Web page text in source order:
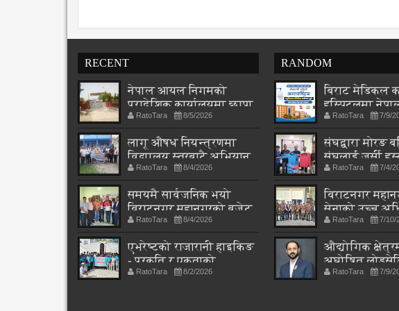
RECENT
नेपाल आयल निगमको
प्रादेशिक कार्यालयमा छापा
RatoTara 8/5/2026
लागू औषध नियन्त्रणमा
विद्यालय स्तरबाटै अभियान
शुरुRatoTara 8/4/2026
समयमै सार्वजनिक भयो
विराटनगर महानगरको बजेट
पुस्तिका, कार्यान्वयन
प्रक्रिया पनि सुरु
RatoTara 8/4/2026
एभरेष्टको राजारानी हाइकिङ
- प्रकृति र एकताको
पाठशाला
RatoTara 8/2/2026
RANDOM
बिराट मेडिकल
हस्पिटलमा
अन्तर्राष्ट्रिय
मेडिसिन
देशका विज्ञ एकै
RatoTara 7/9/
संघद्वारा मोरङ
संघलाई जर्सी
RatoTara 7/4/
विराटनगर
सेनाको उच्च
अध्ययन भ्रमण,
शासनदेखि
रणनीतिसम्म
RatoTara 7/10/
औद्योगिक
अघोषित
अनियमित
RatoTara 7/9/